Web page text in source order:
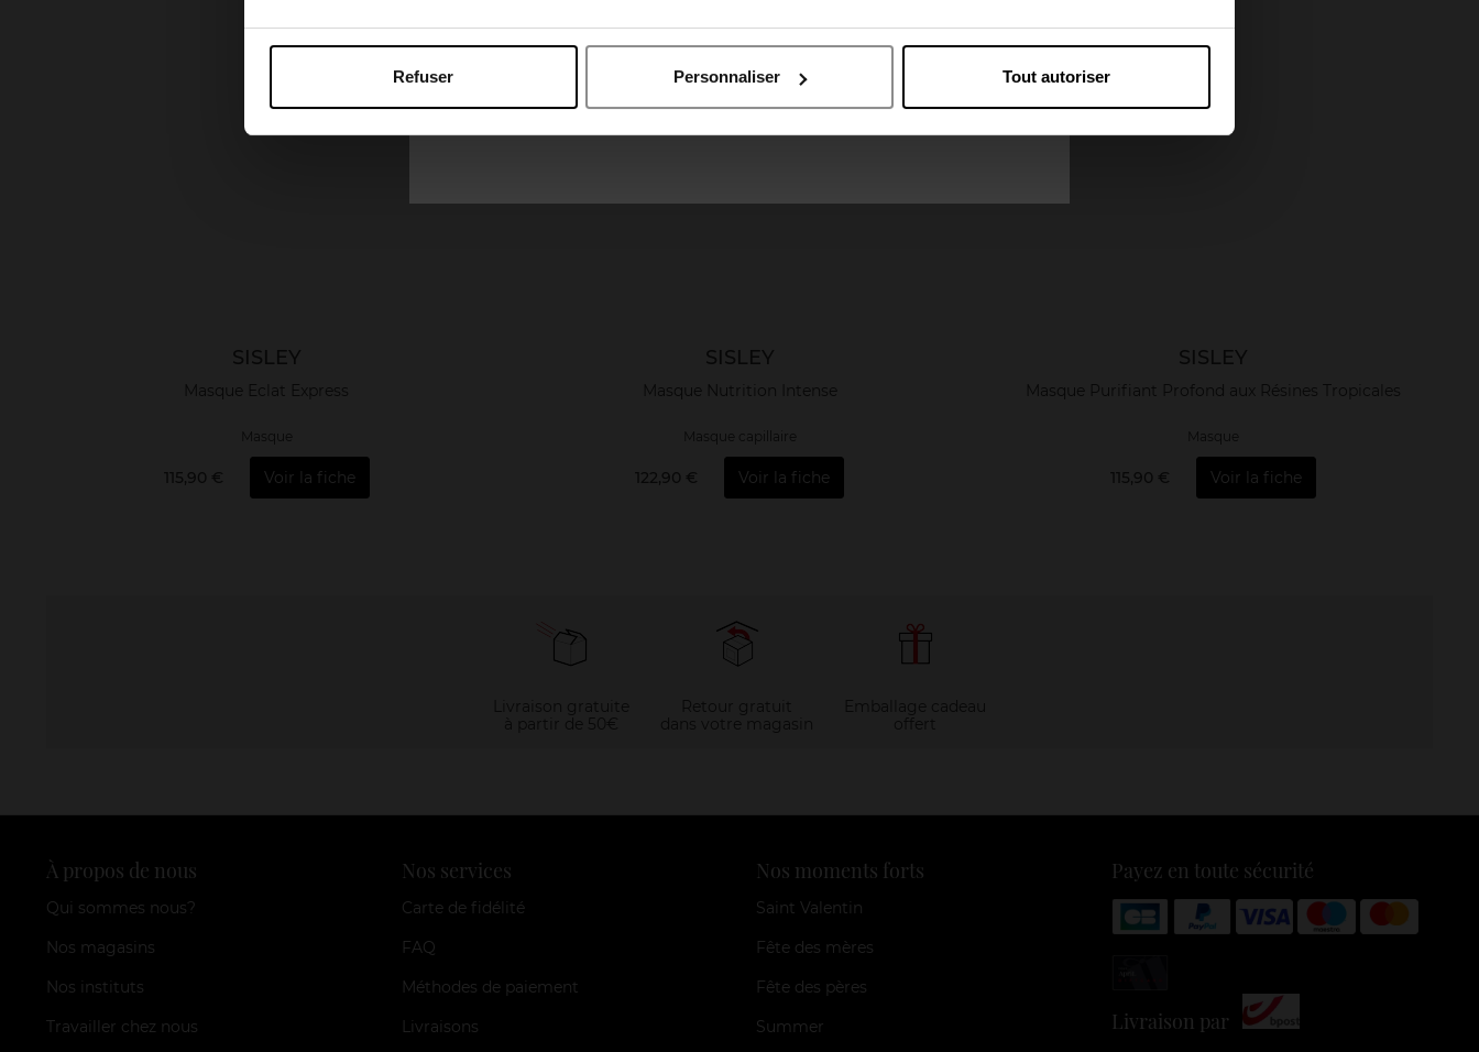
Refuser Personnaliser Tout autoriser
SISLEY
Masque Eclat Express
Masque
115,90 € Voir la fiche
SISLEY
Masque Nutrition Intense
Masque capillaire
122,90 € Voir la fiche
SISLEY
Masque Purifiant Profond aux Résines Tropicales
Masque
115,90 € Voir la fiche
À propos de nous
Qui sommes nous?
Nos magasins
Nos instituts
Travailler chez nous
Nos services
Carte de fidélité
FAQ
Méthodes de paiement
Livraisons
Nos moments forts
Saint Valentin
Fête des mères
Fête des pères
Summer
Payez en toute sécurité
Livraison par